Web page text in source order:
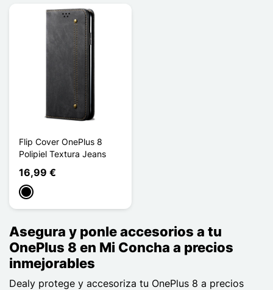
Flip Cover OnePlus 8
Polipiel Textura Jeans
16,99 €
Negro
Asegura y ponle accesorios a tu
OnePlus 8 en Mi Concha a precios
inmejorables
Dealy protege y accesoriza tu OnePlus 8 a precios